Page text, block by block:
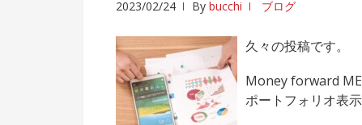
2023/02/24 By bucchi ブログ
久々の投稿です。
Money forward
ポートフォリオ表